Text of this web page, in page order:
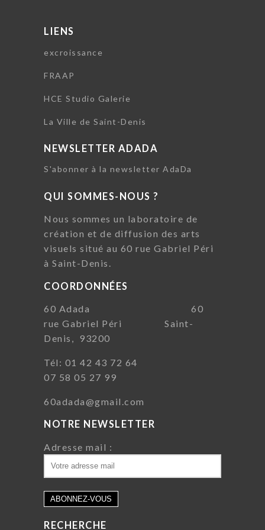
LIENS
excroissance
FRAAP
HCE Studio Galerie
La Ville de Saint-Denis
NEWSLETTER ADADA
S'abonner à la newsletter AdaDa
QUI SOMMES-NOUS ?
Nous sommes un laboratoire de
création et de diffusion des arts
visuels situé au 60 rue Gabriel Péri
à Saint-Denis.
COORDONNÉES
60 Adada 60
rue Gabriel Péri Saint-
Denis, 93200
Tél: 01 42 43 72 64
07 58 05 27 99
60adada@gmail.com
NOTRE NEWSLETTER
Adresse mail :
RECHERCHE